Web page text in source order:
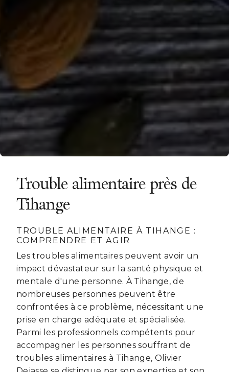
Trouble alimentaire près de
Tihange
TROUBLE ALIMENTAIRE À TIHANGE :
COMPRENDRE ET AGIR
Les troubles alimentaires peuvent avoir un
impact dévastateur sur la santé physique et
mentale d'une personne. À Tihange, de
nombreuses personnes peuvent être
confrontées à ce problème, nécessitant une
prise en charge adéquate et spécialisée.
Parmi les professionnels compétents pour
accompagner les personnes souffrant de
troubles alimentaires à Tihange, Olivier